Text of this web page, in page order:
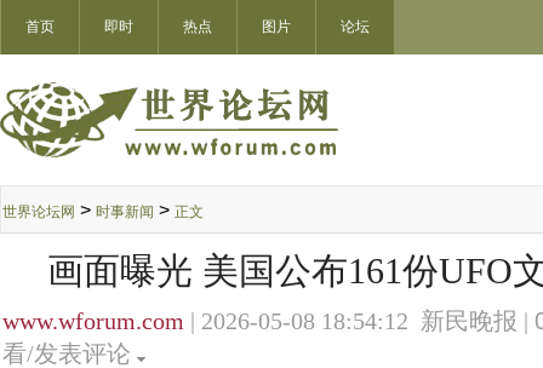
首页 即时 热点 图片 论坛
世界论坛网 > 时事新闻 > 正文
画面曝光 美国公布161份UFO
www.wforum.com | 2026-05-08 18:54:12 新民晚报 |
看/发表评论